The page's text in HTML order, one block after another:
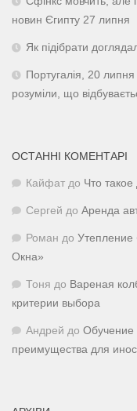
новин Єгипту 27 липня
Як підібрати
Португалія, 20
розуміли, що
ОСТАННІ КОМЕНТАРІ
Кайфат до Что
Сергей до Аренда
Роман до Утепление
Окна»
Тоня до Вареная
критерии выбора
Андрей до Обучение
преимущества для